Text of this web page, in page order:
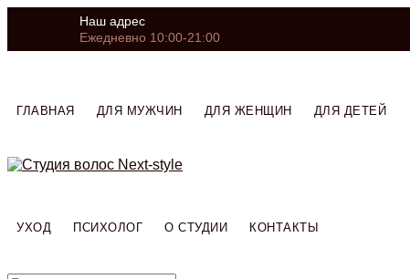
Наш адрес
Ежедневно 10:00-21:00
ГЛАВНАЯ ДЛЯ МУЖЧИН ДЛЯ ЖЕНЩИН ДЛЯ ДЕТЕЙ
УХОД ПСИХОЛОГ О СТУДИИ КОНТАКТЫ